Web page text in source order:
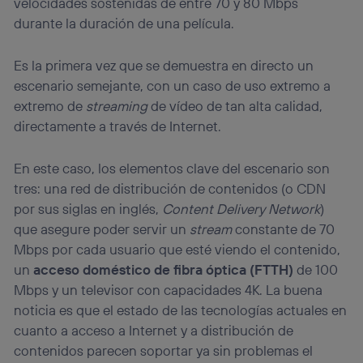
durante la duración de una película.
Es la primera vez que se demuestra en directo un
escenario semejante, con un caso de uso extremo a
extremo de streamingde vídeo de tan alta calidad,
directamente a través de Internet.
En este caso, los elementos clave del escenario son
tres: una red de distribución de contenidos (o CDN
por sus siglas en inglés, Content Delivery Network)
que asegure poder servir un streamconstante de 70
Mbps por cada usuario que esté viendo el contenido,
un acceso doméstico de fibra óptica (FTTH) de 100
Mbps y un televisor con capacidades 4K. La buena
noticia es que el estado de las tecnologías actuales en
cuanto a acceso a Internet y a distribución de
contenidos parecen soportar ya sin problemas el
el marketing o análisis se realizará en función de las
actividades de navegación de los miembros del hogar
Si utilizas datos móviles, el marketing será más
personalizado, ya que se basará únicamente en la
navegación del usuario del móvil.
Puedes gestionar los consentimientos Utiq seleccionando
“Administrar Utiq” en la parte inferior de esta página web o
(“consenthub”) . Para más información, consulta
política de privacidad de Utiq